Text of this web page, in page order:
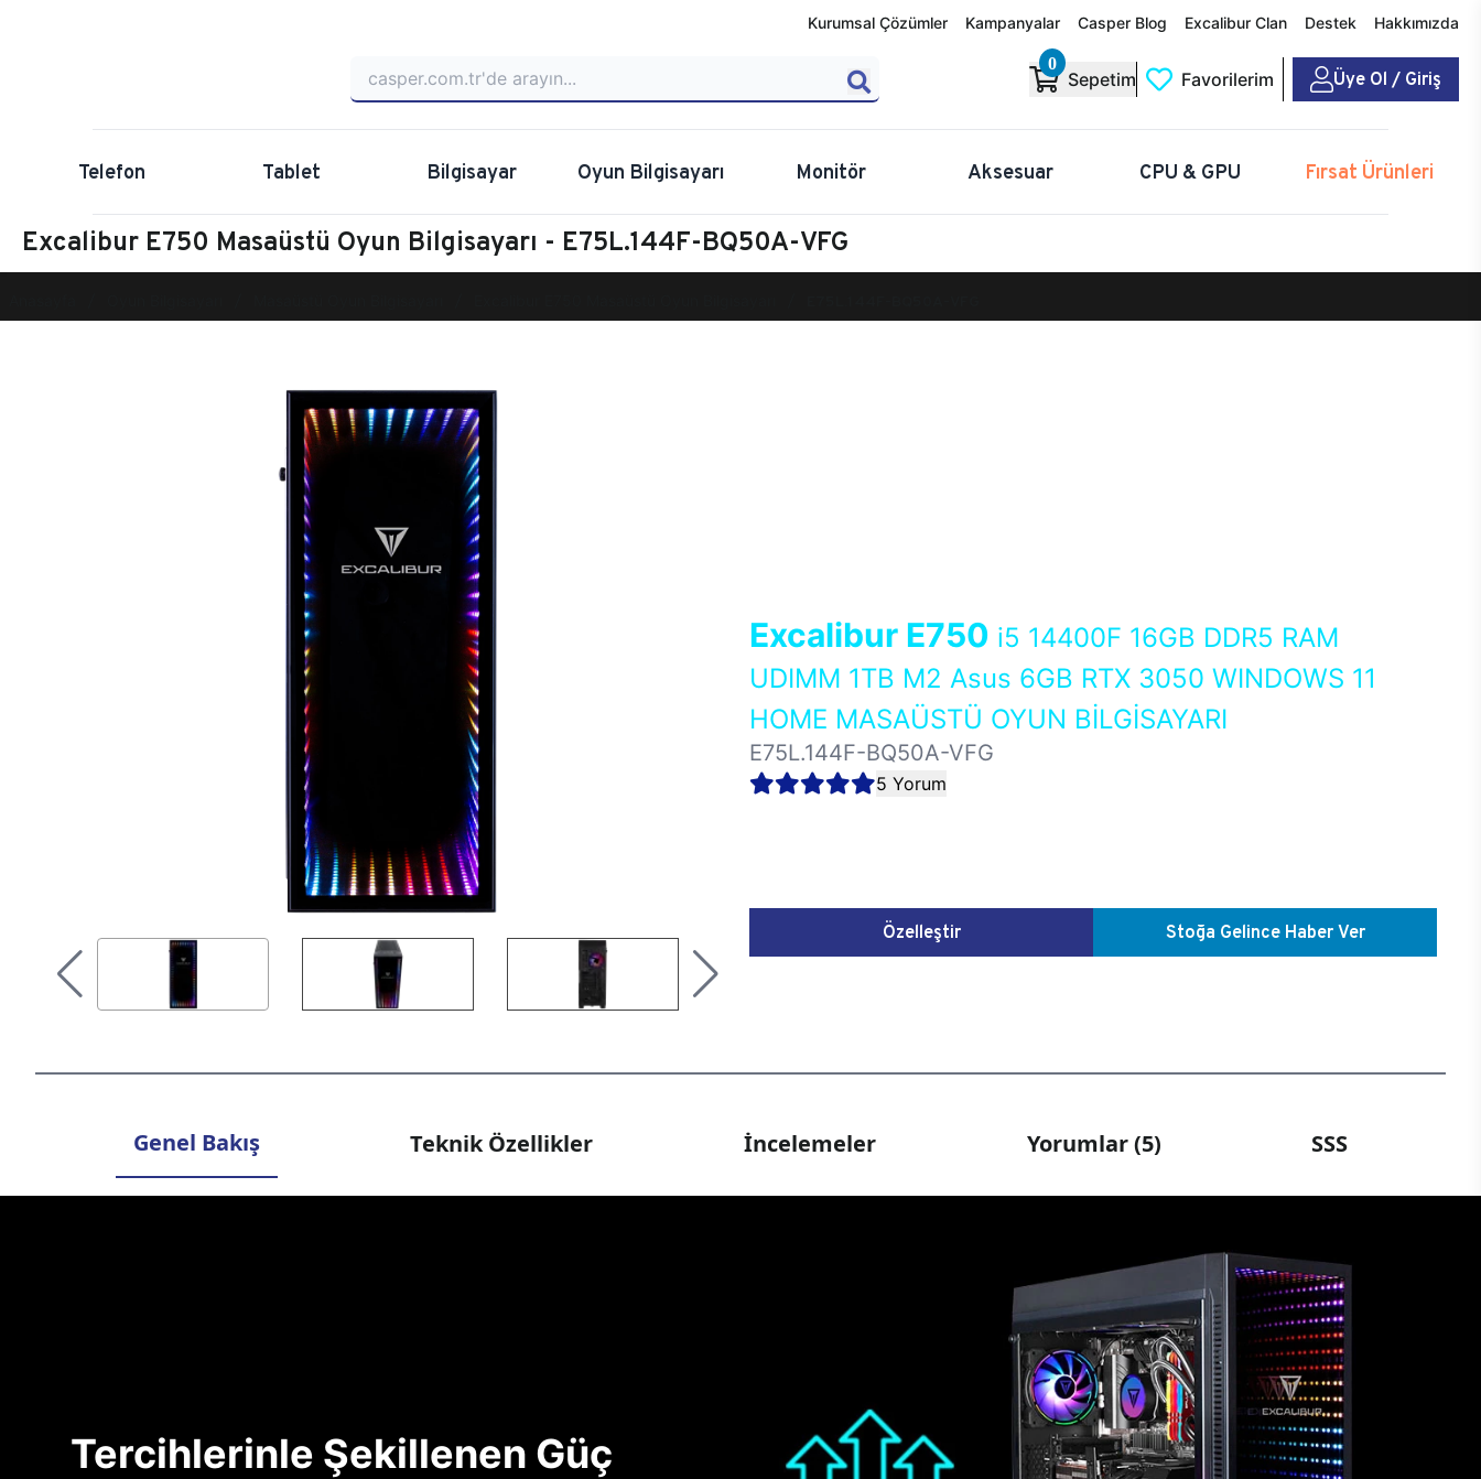
Kurumsal Çözümler Kampanyalar Casper Blog Excalibur Clan Destek Hakkımızda
0
Sepetim Favorilerim Üye Ol / Giriş
Telefon Tablet Bilgisayar Oyun Bilgisayarı Monitör Aksesuar CPU & GPU Fırsat Ürünleri
Excalibur E750 Masaüstü Oyun Bilgisayarı - E75L.144F-BQ50A-VFG
Excalibur E750 i5 14400F 16GB DDR5 RAM
UDIMM 1TB M2 Asus 6GB RTX 3050 WINDOWS 11
HOME MASAÜSTÜ OYUN BİLGİSAYARI
E75L.144F-BQ50A-VFG
5 Yorum
Özelleştir Stoğa Gelince Haber Ver
Genel Bakış Teknik Özellikler İncelemeler Yorumlar (5) SSS
Tercihlerinle Şekillenen Güç